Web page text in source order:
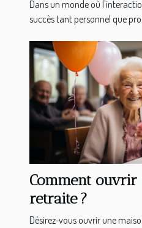
Dans un monde où
succès tant personnel que
Comment ouvrir
retraite ?
Désirez-vous ouvrir une